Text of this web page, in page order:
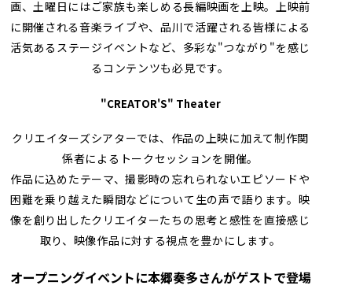
画、土曜日にはご家族も楽しめる長編映画を上映。上映前
に開催される音楽ライブや、品川で活躍される皆様による
活気あるステージイベントなど、多彩な"つながり"を感じ
るコンテンツも必見です。
"CREATOR'S" Theater
クリエイターズシアターでは、作品の上映に加えて制作関
係者によるトークセッションを開催。
作品に込めたテーマ、撮影時の忘れられないエピソードや
困難を乗り越えた瞬間などについて生の声で語ります。映
像を創り出したクリエイターたちの思考と感性を直接感じ
取り、映像作品に対する視点を豊かにします。
オープニングイベントに本郷奏多さんがゲストで登場